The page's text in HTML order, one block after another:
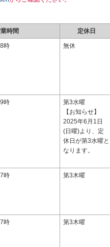
時間 定休日
時 無休
時
第3水曜
【お知らせ】
2025年6月1日
(日曜)より、定
休日が第3水曜と
なります。
時 第3木曜
時 第3木曜